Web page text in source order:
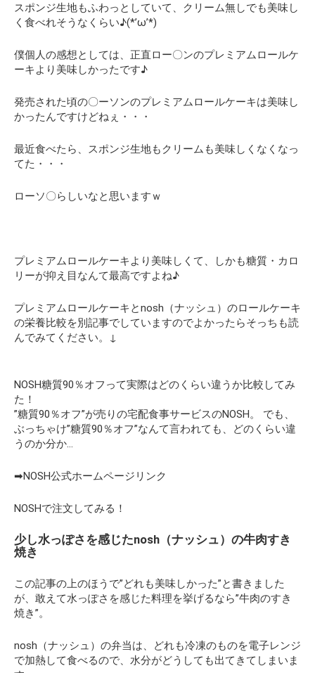
スポンジ生地もふわっとしていて、クリーム無しでも美味し
く食べれそうなくらい♪(*’ω’*)
僕個人の感想としては、正直ロー〇ンのプレミアムロールケ
ーキより美味しかったです♪
発売された頃の〇ーソンのプレミアムロールケーキは美味し
かったんですけどねぇ・・・
最近食べたら、スポンジ生地もクリームも美味しくなくなっ
てた・・・
ローソ〇らしいなと思いますｗ
プレミアムロールケーキより美味しくて、しかも糖質・カロ
リーが抑え目なんて最高ですよね♪
プレミアムロールケーキとnosh（ナッシュ）のロールケーキ
の栄養比較を別記事でしていますのでよかったらそっちも読
んでみてください。↓
NOSH糖質90％オフって実際はどのくらい違うか比較してみ
た！
”糖質90％オフ”が売りの宅配食事サービスのNOSH。 でも、
ぶっちゃけ”糖質90％オフ”なんて言われても、どのくらい違
うのか分か…
➡NOSH公式ホームページリンク
NOSHで注文してみる！
少し水っぽさを感じたnosh（ナッシュ）の牛肉すき
焼き
この記事の上のほうで”どれも美味しかった”と書きました
が、敢えて水っぽさを感じた料理を挙げるなら”牛肉のすき
焼き”。
nosh（ナッシュ）の弁当は、どれも冷凍のものを電子レンジ
で加熱して食べるので、水分がどうしても出てきてしまいま